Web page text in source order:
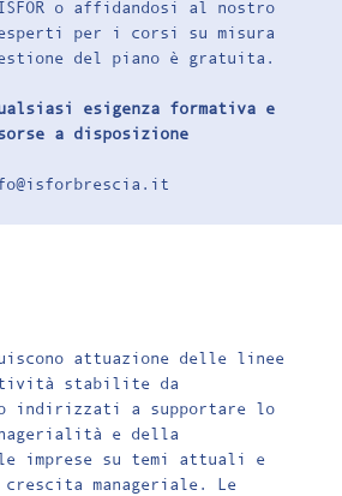
o affidandosi al nostro
per i corsi su misura
del piano è gratuita.
esigenza formativa e
a disposizione
attuazione delle linee
stabilite da
indirizzati a supportare lo
e della
imprese su temi attuali e
manageriale. Le